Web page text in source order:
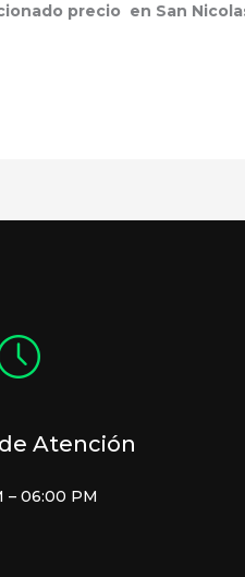
precio en San
Atención
– 06:00 PM